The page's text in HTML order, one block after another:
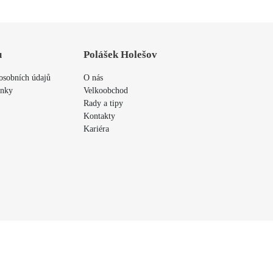
údajů
Polášek Holešov
O nás
Velkoobchod
Rady a tipy
Kontakty
Kariéra